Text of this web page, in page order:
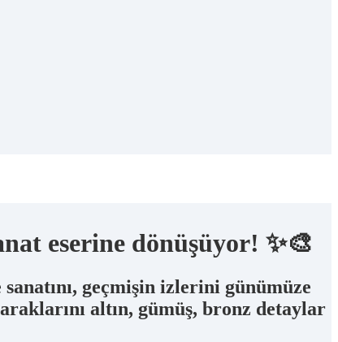
eserine dönüşüyor! ✨🎨
geçmişin izlerini günümüze
altın, gümüş, bronz detaylar